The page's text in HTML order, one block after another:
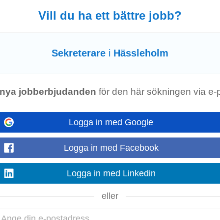
sekreterare. Välkommen till oss! 1 plats(er). ARBETSUPPGIFTER I
i ett tvärprofessionellt team...
På vårdcentralen arbetar sex specialister i allmänmedicin och fem
sekreterarei ett nära...
i Kristianstad
möjlighet att utvecklas i din roll som medicinsk
tillsammans
nu söker...
Vill du ha ett bättre jobb?
Sekreterare i Hässleholm
nya jobberbjudanden för den här sökningen via e-
Logga in med Google
Logga in med Facebook
Logga in med Linkedin
eller